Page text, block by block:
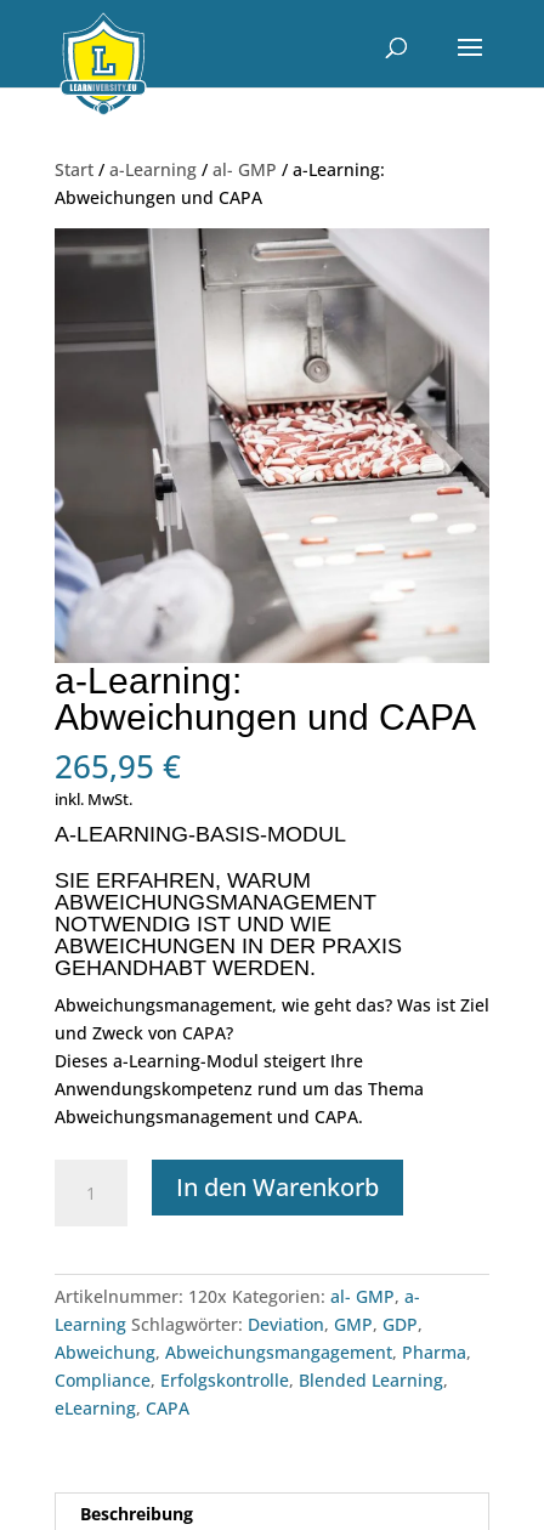
Start/ a-Learning/ al- GMP / a-Learning:
Abweichungen und CAPA
a-Learning:
Abweichungen und CAPA
265,95 €
inkl. MwSt.
A-LEARNING-BASIS-MODUL
SIE ERFAHREN, WARUM
ABWEICHUNGSMANAGEMENT
NOTWENDIG IST UND WIE
ABWEICHUNGEN IN DER PRAXIS
GEHANDHABT WERDEN.
Abweichungsmanagement, wie geht das? Was ist Ziel
und Zweck von CAPA?
Dieses a-Learning-Modul steigert Ihre
Anwendungskompetenz rund um das Thema
Abweichungsmanagement und CAPA.
Learning:
CAPA
Menge
In den Warenkorb
Artikelnummer: 120x Kategorien: al- GMP, a-
Learning Schlagwörter: Deviation, GMP, GDP,
Abweichung, Abweichungsmangagement, Pharma,
Compliance, Erfolgskontrolle, Blended Learning,
eLearning, CAPA
Beschreibung